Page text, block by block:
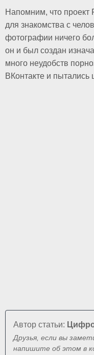
Напомним, что
для знакомства с
фотографии ничего
он и был создан
много неудобств
ВКонтакте и пытались
Автор статьи:
Друзья, если вы
напишите об этом в